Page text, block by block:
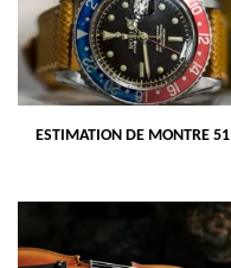
ESTIMATION DE MONTRE 51